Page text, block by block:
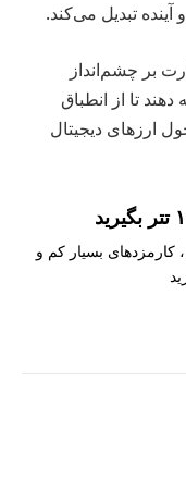
تبدیل می‌کند.
بر چشم‌انداز
دهند تا از انطباق
ارزهای دیجیتال
کارمزدهای بسیار کم و